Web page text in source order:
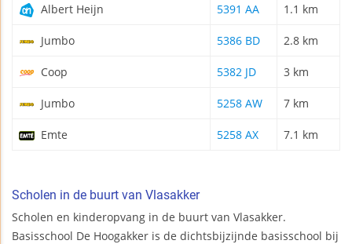
Albert Heijn 5391 AA 1.1 km
Jumbo 5386 BD 2.8 km
Coop 5382 JD 3 km
Jumbo 5258 AW 7 km
Emte 5258 AX 7.1 km
Scholen in de buurt van Vlasakker
Scholen en kinderopvang in de buurt van Vlasakker.
Basisschool De Hoogakker is de dichtsbijzijnde basisschool bij